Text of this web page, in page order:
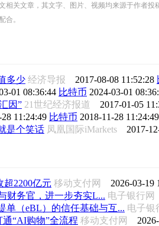
相关文章，其文字、图片、视频均来源于作者投
合。
多少 经济导报 2017-08-08 11:52:28
01 08:36:44 比特币 2024-03-01
因” 21世纪经济报道 2017-01-05
11:24:49 比特币 2018-11-28 11:24:49
是个笑话 凤凰国际iMarkets 2017-
2200亿元 移动支付网 2026-03-19
财务官，进一步夯实L... 电子银行网
单（eBL）的信任基础与互... 电子
“AI购物”全流程 移动支付网